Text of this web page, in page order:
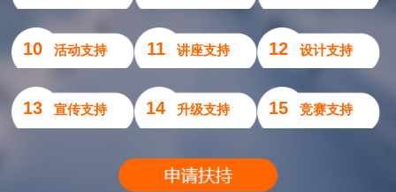
10 活动支持 11 讲座支持 12 设计支持
13 宣传支持 14 升级支持 15 竞赛支持